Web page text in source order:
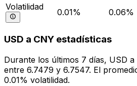
Volatilidad
0.01% 0.06%
USD a CNY estadísticas
Durante los últimos 7 días, USD
entre 6.7479 y 6.7547. El
0.01% volatilidad.